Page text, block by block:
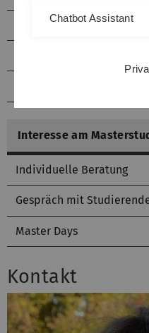
Modellierungswoche
Interesse am
Individuelle Beratung
Gespräch mit
Master Days
Kontakt
Chatbot Assistant